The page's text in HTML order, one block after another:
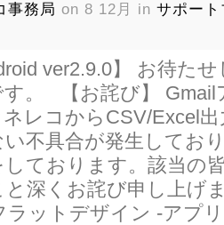
事務局 on 8 12月 in サポー
ver2.9.0】 お待た
す。 【お詫び】 Gmail
レコからCSV/Excel
不具合が発生してお
ております。該当の
と深くお詫び申し上げ
ラットデザイン -アプ